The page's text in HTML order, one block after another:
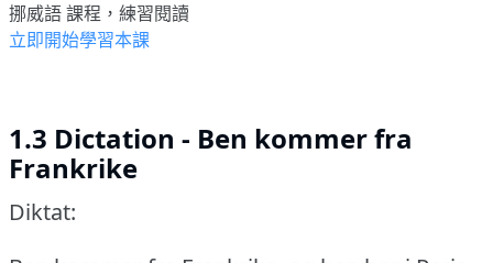
挪威語 課程，練習閱讀
立即開始學習本課
1.3 Dictation - Ben kommer fra
Frankrike
Diktat: